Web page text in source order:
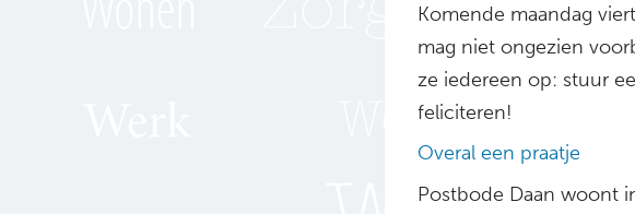
Komende maandag
mag niet ongezien
ze iedereen op: stuur
feliciteren!
Overal een praatje
Postbode Daan woont